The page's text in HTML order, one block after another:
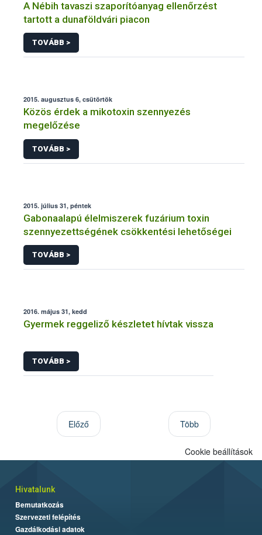
A Nébih tavaszi szaporítóanyag ellenőrzést
tartott a dunaföldvári piacon
TOVÁBB >
2015. augusztus 6, csütörtök
Közös érdek a mikotoxin szennyezés
megelőzése
TOVÁBB >
2015. július 31, péntek
Gabonaalapú élelmiszerek fuzárium toxin
szennyezettségének csökkentési lehetőségei
TOVÁBB >
2016. május 31, kedd
Gyermek reggeliző készletet hívtak vissza
TOVÁBB >
Előző Több
Cookie beállítások
Hivatalunk
Bemutatkozás
Szervezeti felépítés
Gazdálkodási adatok